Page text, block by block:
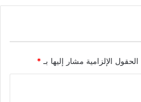
الحقول الإلزامية مشار إليها بـ *